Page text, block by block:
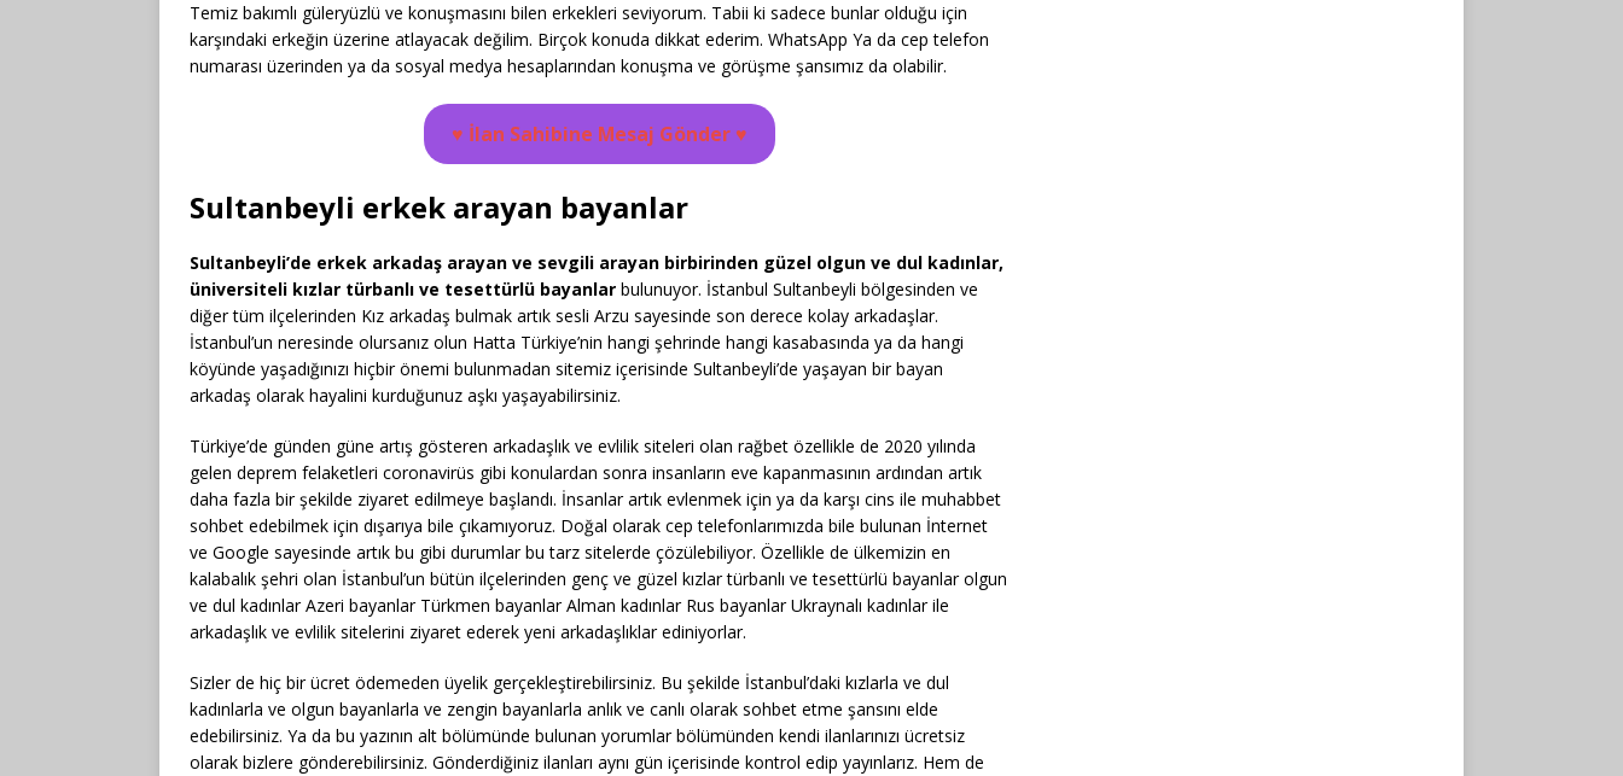
Temiz bakımlı güleryüzlü ve konuşmasını bilen erkekleri seviyorum. Tabii ki sadece bunlar olduğu için
karşındaki erkeğin üzerine atlayacak değilim. Birçok konuda dikkat ederim. WhatsApp Ya da cep telefon
numarası üzerinden ya da sosyal medya hesaplarından konuşma ve görüşme şansımız da olabilir.
♥ İlan Sahibine Mesaj Gönder♥
Sultanbeyli erkek arayan bayanlar
Sultanbeyli’de erkek arkadaş arayan ve sevgili arayan birbirinden güzel olgun ve dul kadınlar,
üniversiteli kızlar türbanlı ve tesettürlü bayanlar bulunuyor. İstanbul Sultanbeyli bölgesinden ve
diğer tüm ilçelerinden Kız arkadaş bulmak artık sesli Arzu sayesinde son derece kolay arkadaşlar.
İstanbul’un neresinde olursanız olun Hatta Türkiye’nin hangi şehrinde hangi kasabasında ya da hangi
köyünde yaşadığınızı hiçbir önemi bulunmadan sitemiz içerisinde Sultanbeyli’de yaşayan bir bayan
arkadaş olarak hayalini kurduğunuz aşkı yaşayabilirsiniz.
Türkiye’de günden güne artış gösteren arkadaşlık ve evlilik siteleri olan rağbet özellikle de 2020 yılında
gelen deprem felaketleri coronavirüs gibi konulardan sonra insanların eve kapanmasının ardından artık
daha fazla bir şekilde ziyaret edilmeye başlandı. İnsanlar artık evlenmek için ya da karşı cins ile muhabbet
sohbet edebilmek için dışarıya bile çıkamıyoruz. Doğal olarak cep telefonlarımızda bile bulunan İnternet
ve Google sayesinde artık bu gibi durumlar bu tarz sitelerde çözülebiliyor. Özellikle de ülkemizin en
kalabalık şehri olan İstanbul’un bütün ilçelerinden genç ve güzel kızlar türbanlı ve tesettürlü bayanlar olgun
ve dul kadınlar Azeri bayanlar Türkmen bayanlar Alman kadınlar Rus bayanlar Ukraynalı kadınlar ile
arkadaşlık ve evlilik sitelerini ziyaret ederek yeni arkadaşlıklar ediniyorlar.
Sizler de hiç bir ücret ödemeden üyelik gerçekleştirebilirsiniz. Bu şekilde İstanbul’daki kızlarla ve dul
kadınlarla ve olgun bayanlarla ve zengin bayanlarla anlık ve canlı olarak sohbet etme şansını elde
edebilirsiniz. Ya da bu yazının alt bölümünde bulunan yorumlar bölümünden kendi ilanlarınızı ücretsiz
olarak bizlere gönderebilirsiniz. Gönderdiğiniz ilanları aynı gün içerisinde kontrol edip yayınlarız. Hem de